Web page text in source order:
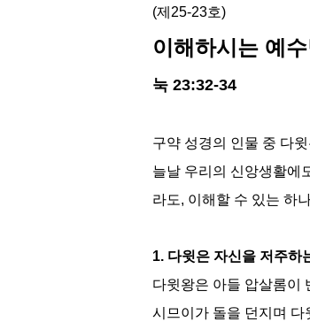
(제25-23호)
이해하시는 예수
눅 23:32-34
구약 성경의 인물 중 다
늘날 우리의 신앙생활에
라도, 이해할 수 있는 하
1. 다윗은 자신을 저주하
다윗왕은 아들 압살롬이
시므이가 돌을 던지며